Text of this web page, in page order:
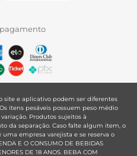
site e aplicativo podem ser diferentes
itens pesáveis possuem peso médio
Produtos sujeitos à
da separação. Caso falte algum item, o
empresa varejista e se reserva o
E O CONSUMO DE BEBIDAS
DE 18 ANOS. BEBA COM